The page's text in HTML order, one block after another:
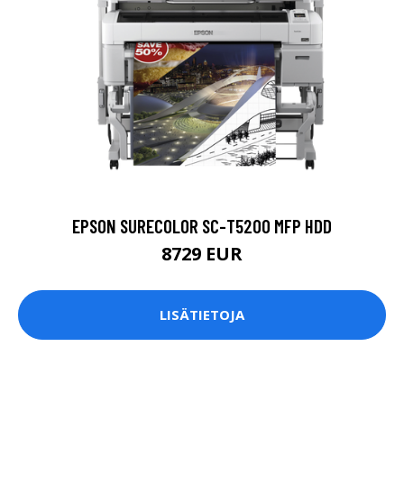
EPSON SURECOLOR SC-T5200 MFP HDD
8729 EUR
LISÄTIETOJA